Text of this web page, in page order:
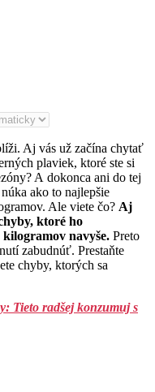
Aj vás už začína chytať
plaviek, ktoré ste si
A dokonca ani do tej
ako to najlepšie
Ale viete čo? Aj
ktoré ho
navyše. Preto
zabudnúť. Prestaňte
chyby, ktorých sa
Tieto radšej konzumuj s